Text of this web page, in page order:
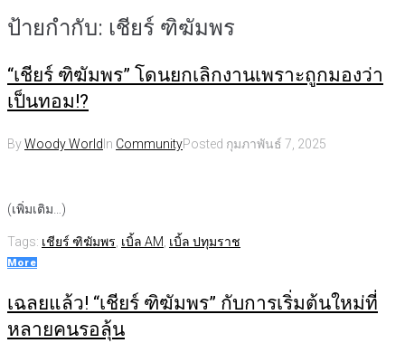
ป้ายกำกับ: เชียร์ ฑิฆัมพร
“เชียร์ ฑิฆัมพร” โดนยกเลิกงานเพราะถูกมองว่า
เป็นทอม!?
ByWoody WorldIn CommunityPosted กุมภาพันธ์ 7, 2025
(เพิ่มเติม…)
Tags: เชียร์ ฑิฆัมพร เบิ้ล AM เบิ้ล ปทุมราช
More
เฉลยแล้ว! “เชียร์ ฑิฆัมพร” กับการเริ่มต้นใหม่ที่
หลายคนรอลุ้น